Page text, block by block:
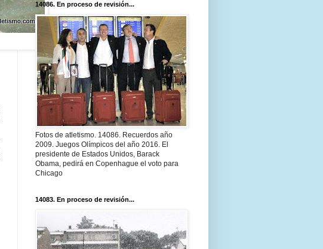
14086. En proceso de revisión...
Fotos de atletismo. 14086. Recuerdos año
2009. Juegos Olímpicos del año 2016. El
presidente de Estados Unidos, Barack
Obama, pedirá en Copenhague el voto para
Chicago
14083. En proceso de revisión...